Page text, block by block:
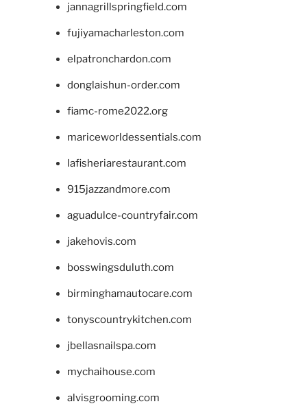
jannagrillspringfield.com
fujiyamacharleston.com
elpatronchardon.com
donglaishun-order.com
fiamc-rome2022.org
mariceworldessentials.com
lafisheriarestaurant.com
915jazzandmore.com
aguadulce-countryfair.com
jakehovis.com
bosswingsduluth.com
birminghamautocare.com
tonyscountrykitchen.com
jbellasnailspa.com
mychaihouse.com
alvisgrooming.com